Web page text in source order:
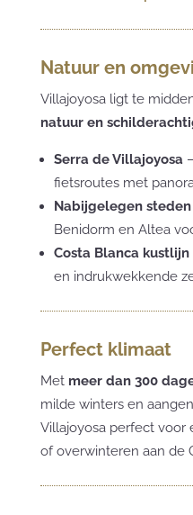
Natuur en
Villajoyosa ligt te
natuur en
Serra de Villajoyosa
fietsroutes met
Nabijgelegen steden
Benidorm en Altea
Costa Blanca kustlijn
en indrukwekkende
Perfect klimaat
Met meer dan 300
milde winters en
Villajoyosa perfect voor
of overwinteren aan de